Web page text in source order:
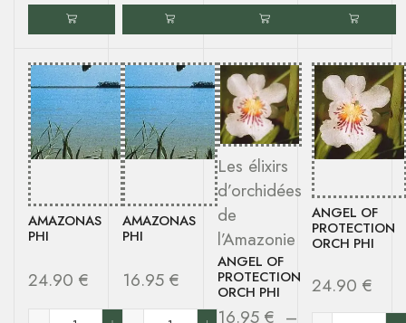
AMAZONAS
PHI
24.90 €
AMAZONAS
PHI
16.95€
Les élixirs
d’orchidées
de
l’Amazonie
ANGEL OF
PROTECTION
ORCH PHI
16.95 € –
ANGEL OF
PROTECTION
ORCH PHI
24.90 €